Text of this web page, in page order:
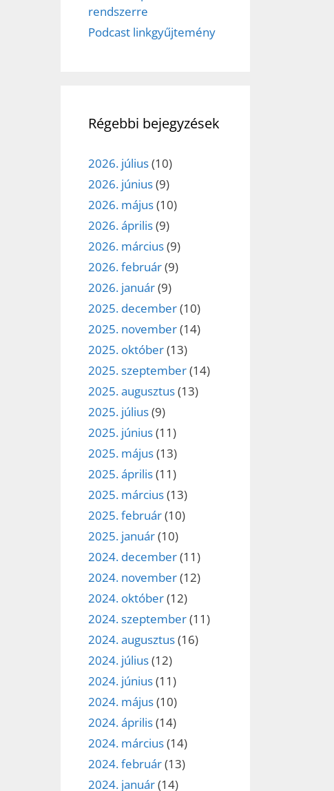
rendszerre
Podcast linkgyűjtemény
Régebbi bejegyzések
2026. július(10)
2026. június(9)
2026. május(10)
2026. április(9)
2026. március(9)
2026. február(9)
2026. január(9)
2025. december(10)
2025. november(14)
2025. október(13)
2025. szeptember(14)
2025. augusztus(13)
2025. július(9)
2025. június(11)
2025. május(13)
2025. április(11)
2025. március(13)
2025. február(10)
2025. január(10)
2024. december(11)
2024. november(12)
2024. október(12)
2024. szeptember(11)
2024. augusztus(16)
2024. július(12)
2024. június(11)
2024. május(10)
2024. április(14)
2024. március(14)
2024. február(13)
2024. január(14)